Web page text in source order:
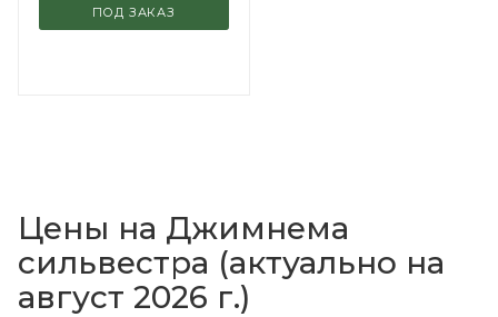
ПОД ЗАКАЗ
Цены на Джимнема
сильвестра (актуально на
август 2026 г.)